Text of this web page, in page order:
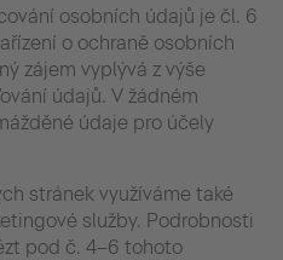
osobních údajů je čl. 6
o ochraně osobních
zájem vyplývá z výše
údajů. V žádném
údaje pro účely
stránek využíváme také
služby. Podrobnosti
pod č. 4–6 tohoto